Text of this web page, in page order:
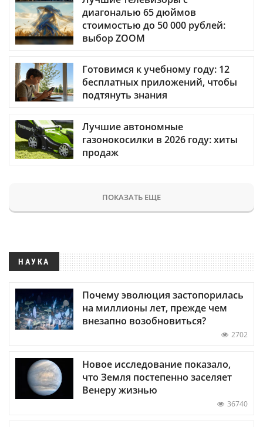
диагональю 65 дюймов
стоимостью до 50 000 рублей:
выбор ZOOM
Готовимся к учебному году: 12
бесплатных приложений, чтобы
подтянуть знания
Лучшие автономные
газонокосилки в 2026 году: хиты
продаж
ПОКАЗАТЬ ЕЩЕ
НАУКА
Почему эволюция застопорилась
на миллионы лет, прежде чем
внезапно возобновиться?
2702
Новое исследование показало,
что Земля постепенно заселяет
Венеру жизнью
36740